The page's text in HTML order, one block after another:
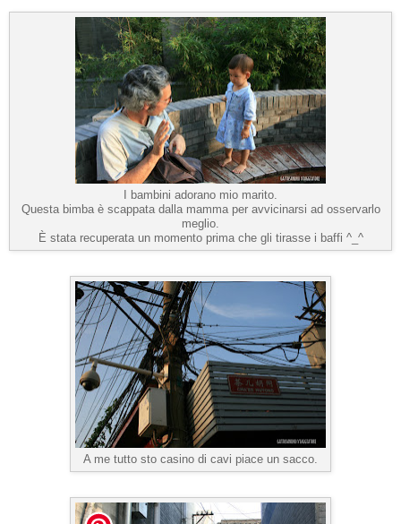
I bambini adorano mio marito.
Questa bimba è scappata dalla mamma per avvicinarsi ad osservarlo
meglio.
È stata recuperata un momento prima che gli tirasse i baffi ^_^
A me tutto sto casino di cavi piace un sacco.